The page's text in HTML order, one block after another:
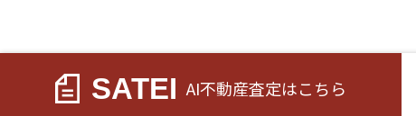
SATEI AI不動産査定はこちら